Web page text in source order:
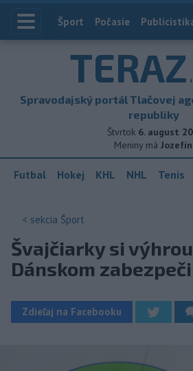
Index
Šport Počasie
TERAZ
Spravodajský portál Tlačovej
republiky
Štvrtok 6. august
Meniny má
Futbal Hokej KHL NHL Tenis
< sekcia Šport
Švajčiarky si
Dánskom
Zdieľaj na Facebooku